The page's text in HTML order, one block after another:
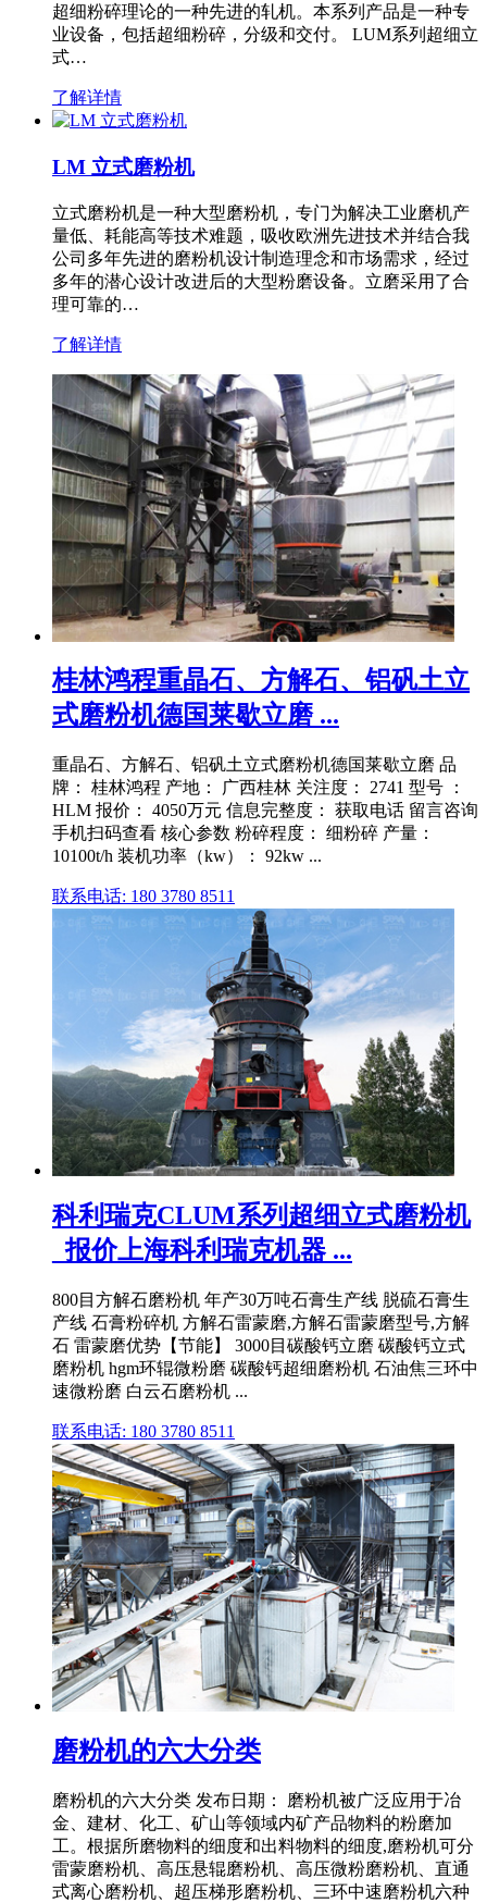
超细粉碎理论的一种先进的轧机。本系列产品是一种专
业设备，包括超细粉碎，分级和交付。 LUM系列超细立
式…
了解详情
LM 立式磨粉机
立式磨粉机是一种大型磨粉机，专门为解决工业磨机产
量低、耗能高等技术难题，吸收欧洲先进技术并结合我
公司多年先进的磨粉机设计制造理念和市场需求，经过
多年的潜心设计改进后的大型粉磨设备。立磨采用了合
理可靠的…
了解详情
桂林鸿程重晶石、方解石、铝矾土立
式磨粉机德国莱歇立磨 ...
重晶石、方解石、铝矾土立式磨粉机德国莱歇立磨 品
牌： 桂林鸿程 产地： 广西桂林 关注度： 2741 型号 ：
HLM 报价： 4050万元 信息完整度： 获取电话 留言咨询
手机扫码查看 核心参数 粉碎程度： 细粉碎 产量：
10100t/h 装机功率（kw）： 92kw ...
联系电话: 180 3780 8511
科利瑞克CLUM系列超细立式磨粉机
_报价上海科利瑞克机器 ...
800目方解石磨粉机 年产30万吨石膏生产线 脱硫石膏生
产线 石膏粉碎机 方解石雷蒙磨,方解石雷蒙磨型号,方解
石 雷蒙磨优势【节能】 3000目碳酸钙立磨 碳酸钙立式
磨粉机 hgm环辊微粉磨 碳酸钙超细磨粉机 石油焦三环中
速微粉磨 白云石磨粉机 ...
联系电话: 180 3780 8511
磨粉机的六大分类
磨粉机的六大分类 发布日期： 磨粉机被广泛应用于冶
金、建材、化工、矿山等领域内矿产品物料的粉磨加
工。根据所磨物料的细度和出料物料的细度,磨粉机可分
雷蒙磨粉机、高压悬辊磨粉机、高压微粉磨粉机、直通
式离心磨粉机、超压梯形磨粉机、三环中速磨粉机六种